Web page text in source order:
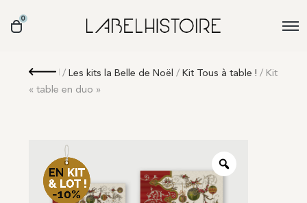
0
Retour
/ Les kits la Belle de Noël / Kit Tous à table ! / Kit
« table en duo »